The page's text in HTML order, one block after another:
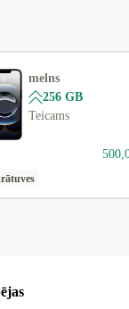
melns
256 GB
Teicams